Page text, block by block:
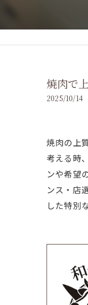
焼肉で
2025/10/14
焼肉の上
考える時
ンや希望
ンス・店
した特別